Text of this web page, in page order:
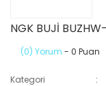
NGK BUJİ
(0) Yorum - 0 Puan
Kategori